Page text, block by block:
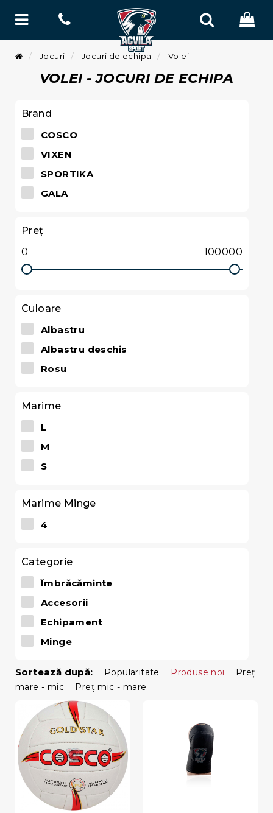
Jocuri Jocuri de echipa Volei
VOLEI - JOCURI DE ECHIPA
Brand
COSCO
VIXEN
SPORTIKA
GALA
Preţ
Culoare
Albastru
Albastru deschis
Rosu
Marime
L
M
S
Marime Minge
4
Categorie
Îmbrăcăminte
Accesorii
Echipament
Minge
Sortează după: Popularitate Produse noi
Preţ
mare - mic
Preţ mic - mare